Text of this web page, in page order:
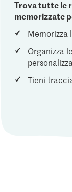
Trova tutte le
memorizzate
Organizza
Tieni